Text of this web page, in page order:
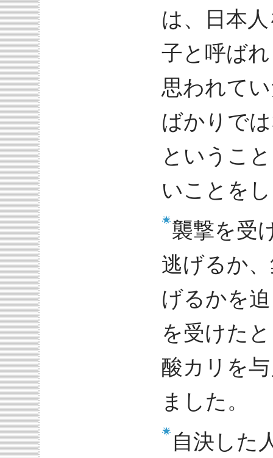
は、日本
子と呼ば
思われて
ばかりで
というこ
いことを
襲撃を受
逃げるか
げるかを
を受けた
酸カリを
ました。
自決した